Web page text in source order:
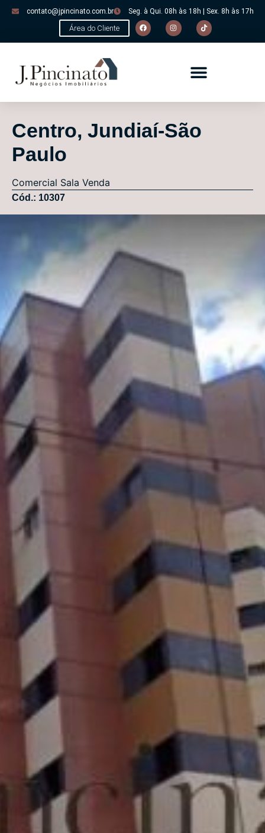
contato@jpincinato.com.br Seg. à Qui. 08h às 18h | Sex. 8h às 17h
Área do Cliente
Centro, Jundiaí-São
Paulo
Comercial Sala Venda
Cód.: 10307